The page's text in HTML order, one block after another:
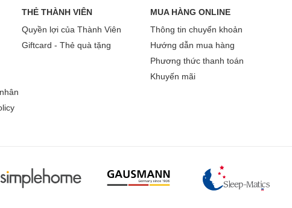
THẺ THÀNH VIÊN
Quyền lợi của Thành Viên
Giftcard - Thẻ quà tặng
MUA HÀNG ONLINE
Thông tin chuyển khoản
Hướng dẫn mua hàng
Phương thức thanh toán
Khuyến mãi